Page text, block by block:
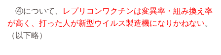
④について、
レプリコンワクチンは変異率・組み換え率
が高く、打った人が新型ウイルス製造機になりかねない。
（以下略）